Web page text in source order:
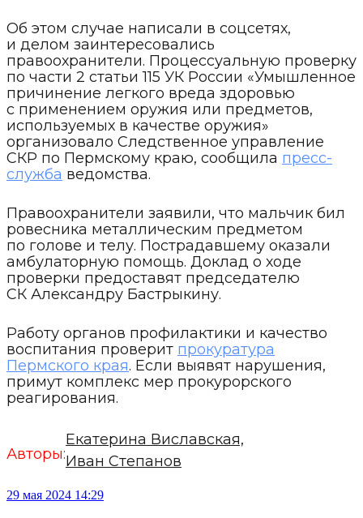
Об этом случае написали в соцсетях,
и делом заинтересовались
правоохранители. Процессуальную проверку
по части 2 статьи 115 УК России «Умышленное
причинение легкого вреда здоровью
с применением оружия или предметов,
используемых в качестве оружия»
организовало Следственное управление
СКР по Пермскому краю, сообщила пресс-
служба ведомства.
Правоохранители заявили, что мальчик бил
ровесника металлическим предметом
по голове и телу. Пострадавшему оказали
амбулаторную помощь. Доклад о ходе
проверки предоставят председателю
СК Александру Бастрыкину.
Работу органов профилактики и качество
воспитания проверит прокуратура
Пермского края. Если выявят нарушения,
примут комплекс мер прокурорского
реагирования.
Авторы:
Екатерина Виславская,
Иван Степанов
29 мая 2024 14:29